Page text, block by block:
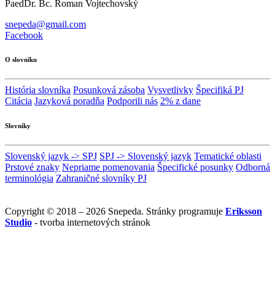
PaedDr. Bc. Roman Vojtechovský
snepeda@gmail.com
Facebook
O slovníku
História slovníka Posunková zásoba Vysvetlivky Špecifiká PJ
Citácia Jazyková poradňa Podporili nás 2% z dane
Slovníky
Slovenský jazyk -> SPJ SPJ -> Slovenský jazyk Tematické oblasti
Prstové znaky Nepriame pomenovania Špecifické posunky Odborná
terminológia Zahraničné slovníky PJ
Copyright © 2018 – 2026 Snepeda. Stránky programuje Eriksson
Studio - tvorba internetových stránok